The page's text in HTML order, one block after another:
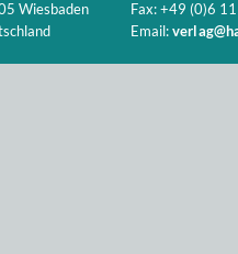
Wiesbaden
Fax: +49 (0)6
Email: